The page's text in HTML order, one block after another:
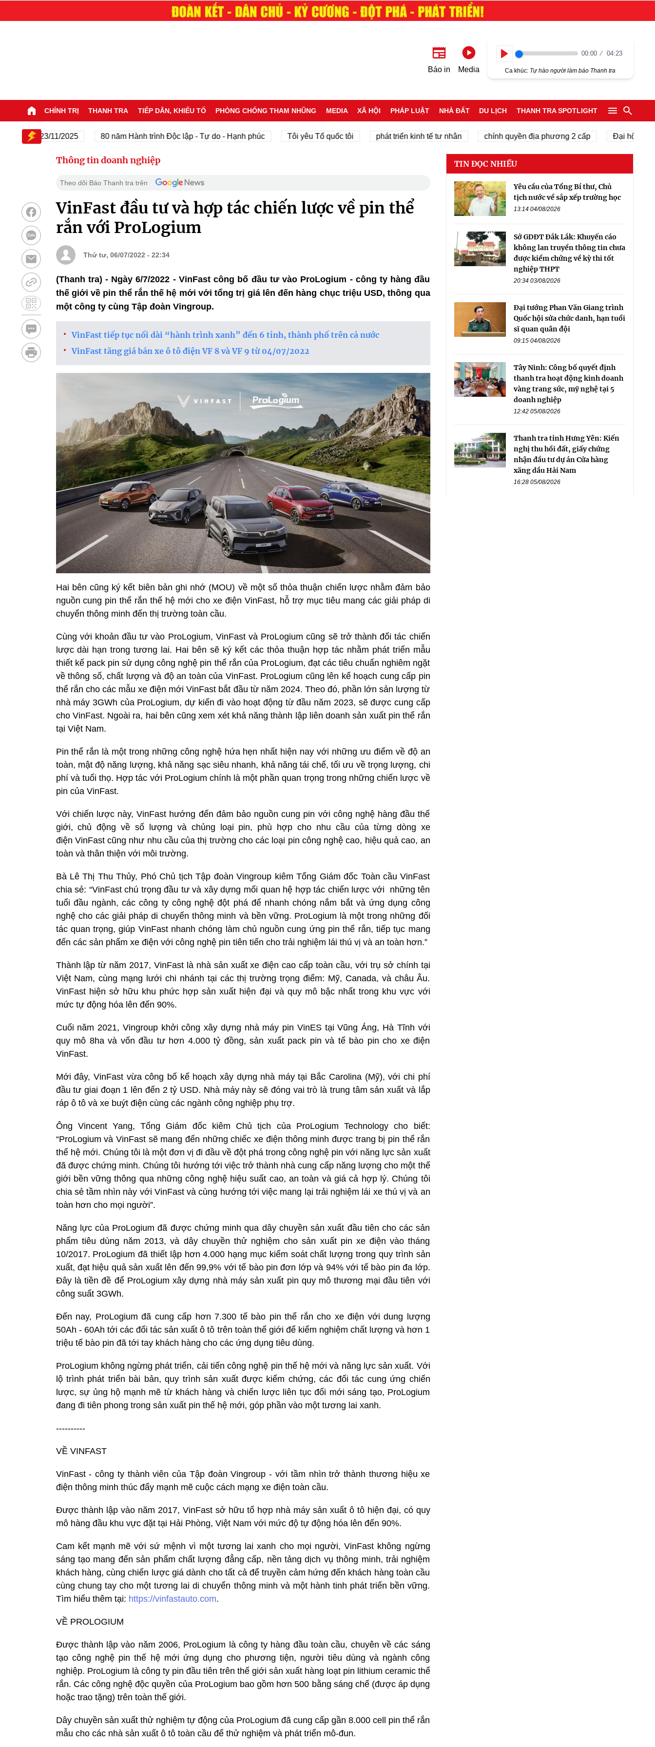
Báo in Media
00:00 04:23
Ca khúc: Tự hào người làm báo Thanh tra
CHÍNH TRỊ THANH TRA TIẾP DÂN, KHIẾU TỐ PHÒNG CHỐNG THAM NHŨNG MEDIA XÃ HỘI PHÁP LUẬT NHÀ ĐẤT DU LỊCH THANH TRA SPOTLIGHT
- 23/11/2025 80 năm Hành trình Độc lập - Tự do - Hạnh phúc Tôi yêu Tổ quốc tôi phát triển kinh tế tư nhân chính quyền địa phương 2 cấp Đại hội Đại
Thông tin doanh nghiệp
Theo dõi Báo Thanh tra trên
VinFast đầu tư và hợp tác chiến lược về pin thể
rắn với ProLogium
Thứ tư, 06/07/2022 - 22:34
(Thanh tra) - Ngày 6/7/2022 - VinFast công bố đầu tư vào ProLogium - công ty hàng đầu
thế giới về pin thể rắn thế hệ mới với tổng trị giá lên đến hàng chục triệu USD, thông qua
một công ty cùng Tập đoàn Vingroup.
VinFast tiếp tục nối dài “hành trình xanh” đến 6 tỉnh, thành phố trên cả nước
VinFast tăng giá bán xe ô tô điện VF 8 và VF 9 từ 04/07/2022
Hai bên cũng ký kết biên bản ghi nhớ (MOU) về một số thỏa thuận chiến lược nhằm đảm bảo
nguồn cung pin thể rắn thế hệ mới cho xe điện VinFast, hỗ trợ mục tiêu mang các giải pháp di
chuyển thông minh đến thị trường toàn cầu.
Cùng với khoản đầu tư vào ProLogium, VinFast và ProLogium cũng sẽ trở thành đối tác chiến
lược dài hạn trong tương lai. Hai bên sẽ ký kết các thỏa thuận hợp tác nhằm phát triển mẫu
thiết kế pack pin sử dụng công nghệ pin thể rắn của ProLogium, đạt các tiêu chuẩn nghiêm ngặt
về thông số, chất lượng và độ an toàn của VinFast. ProLogium cũng lên kế hoạch cung cấp pin
thể rắn cho các mẫu xe điện mới VinFast bắt đầu từ năm 2024. Theo đó, phần lớn sản lượng từ
nhà máy 3GWh của ProLogium, dự kiến đi vào hoạt động từ đầu năm 2023, sẽ được cung cấp
cho VinFast. Ngoài ra, hai bên cũng xem xét khả năng thành lập liên doanh sản xuất pin thể rắn
tại Việt Nam.
Pin thể rắn là một trong những công nghệ hứa hẹn nhất hiện nay với những ưu điểm về độ an
toàn, mật độ năng lượng, khả năng sạc siêu nhanh, khả năng tái chế, tối ưu về trọng lượng, chi
phí và tuổi thọ. Hợp tác với ProLogium chính là một phần quan trọng trong những chiến lược về
pin của VinFast.
Với chiến lược này, VinFast hướng đến đảm bảo nguồn cung pin với công nghệ hàng đầu thế
giới, chủ động về số lượng và chủng loại pin, phù hợp cho nhu cầu của từng dòng xe
điện VinFast cũng như nhu cầu của thị trường cho các loại pin công nghệ cao, hiệu quả cao, an
toàn và thân thiện với môi trường.
Bà Lê Thị Thu Thủy, Phó Chủ tịch Tập đoàn Vingroup kiêm Tổng Giám đốc Toàn cầu VinFast
chia sẻ: “VinFast chú trọng đầu tư và xây dựng mối quan hệ hợp tác chiến lược với những tên
tuổi đầu ngành, các công ty công nghệ đột phá để nhanh chóng nắm bắt và ứng dụng công
nghệ cho các giải pháp di chuyển thông minh và bền vững. ProLogium là một trong những đối
tác quan trọng, giúp VinFast nhanh chóng làm chủ nguồn cung ứng pin thể rắn, tiếp tục mang
đến các sản phẩm xe điện với công nghệ pin tiên tiến cho trải nghiệm lái thú vị và an toàn hơn.”
Thành lập từ năm 2017, VinFast là nhà sản xuất xe điện cao cấp toàn cầu, với trụ sở chính tại
Việt Nam, cùng mạng lưới chi nhánh tại các thị trường trọng điểm: Mỹ, Canada, và châu Âu.
VinFast hiện sở hữu khu phức hợp sản xuất hiện đại và quy mô bậc nhất trong khu vực với
mức tự động hóa lên đến 90%.
Cuối năm 2021, Vingroup khởi công xây dựng nhà máy pin VinES tại Vũng Áng, Hà Tĩnh với
quy mô 8ha và vốn đầu tư hơn 4.000 tỷ đồng, sản xuất pack pin và tế bào pin cho xe điện
VinFast.
Mới đây, VinFast vừa công bố kế hoạch xây dựng nhà máy tại Bắc Carolina (Mỹ), với chi phí
đầu tư giai đoạn 1 lên đến 2 tỷ USD. Nhà máy này sẽ đóng vai trò là trung tâm sản xuất và lắp
ráp ô tô và xe buýt điện cùng các ngành công nghiệp phụ trợ.
Ông Vincent Yang, Tổng Giám đốc kiêm Chủ tịch của ProLogium Technology cho biết:
“ProLogium và VinFast sẽ mang đến những chiếc xe điện thông minh được trang bị pin thể rắn
thế hệ mới. Chúng tôi là một đơn vị đi đầu về đột phá trong công nghệ pin với năng lực sản xuất
đã được chứng minh. Chúng tôi hướng tới việc trở thành nhà cung cấp năng lượng cho một thế
giới bền vững thông qua những công nghệ hiệu suất cao, an toàn và giá cả hợp lý. Chúng tôi
chia sẻ tầm nhìn này với VinFast và cùng hướng tới việc mang lại trải nghiệm lái xe thú vị và an
toàn hơn cho mọi người”.
Năng lực của ProLogium đã được chứng minh qua dây chuyền sản xuất đầu tiên cho các sản
phẩm tiêu dùng năm 2013, và dây chuyền thử nghiệm cho sản xuất pin xe điện vào tháng
10/2017. ProLogium đã thiết lập hơn 4.000 hạng mục kiểm soát chất lượng trong quy trình sản
xuất, đạt hiệu quả sản xuất lên đến 99,9% với tế bào pin đơn lớp và 94% với tế bào pin đa lớp.
Đây là tiền đề để ProLogium xây dựng nhà máy sản xuất pin quy mô thương mại đầu tiên với
công suất 3GWh.
Đến nay, ProLogium đã cung cấp hơn 7.300 tế bào pin thể rắn cho xe điện với dung lượng
50Ah - 60Ah tới các đối tác sản xuất ô tô trên toàn thế giới để kiểm nghiệm chất lượng và hơn 1
triệu tế bào pin đã tới tay khách hàng cho các ứng dụng tiêu dùng.
ProLogium không ngừng phát triển, cải tiến công nghệ pin thế hệ mới và năng lực sản xuất. Với
lộ trình phát triển bài bản, quy trình sản xuất được kiểm chứng, các đối tác cung ứng chiến
lược, sự ủng hộ mạnh mẽ từ khách hàng và chiến lược liên tục đổi mới sáng tạo, ProLogium
đang đi tiên phong trong sản xuất pin thế hệ mới, góp phần vào một tương lai xanh.
----------
VỀ VINFAST
VinFast - công ty thành viên của Tập đoàn Vingroup - với tầm nhìn trở thành thương hiệu xe
điện thông minh thúc đẩy mạnh mẽ cuộc cách mạng xe điện toàn cầu.
Được thành lập vào năm 2017, VinFast sở hữu tổ hợp nhà máy sản xuất ô tô hiện đại, có quy
mô hàng đầu khu vực đặt tại Hải Phòng, Việt Nam với mức độ tự động hóa lên đến 90%.
Cam kết mạnh mẽ với sứ mệnh vì một tương lai xanh cho mọi người, VinFast không ngừng
sáng tạo mang đến sản phẩm chất lượng đẳng cấp, nền tảng dịch vụ thông minh, trải nghiệm
khách hàng, cùng chiến lược giá dành cho tất cả để truyền cảm hứng đến khách hàng toàn cầu
cùng chung tay cho một tương lai di chuyển thông minh và một hành tinh phát triển bền vững.
Tìm hiểu thêm tại: https://vinfastauto.com.
VỀ PROLOGIUM
Được thành lập vào năm 2006, ProLogium là công ty hàng đầu toàn cầu, chuyên về các sáng
tạo công nghệ pin thế hệ mới ứng dụng cho phương tiện, người tiêu dùng và ngành công
nghiệp. ProLogium là công ty pin đầu tiên trên thế giới sản xuất hàng loạt pin lithium ceramic thể
rắn. Các công nghệ độc quyền của ProLogium bao gồm hơn 500 bằng sáng chế (được áp dụng
hoặc trao tặng) trên toàn thế giới.
Dây chuyền sản xuất thử nghiệm tự động của ProLogium đã cung cấp gần 8.000 cell pin thể rắn
mẫu cho các nhà sản xuất ô tô toàn cầu để thử nghiệm và phát triển mô-đun.
TIN ĐỌC NHIỀU
Yêu cầu của Tổng Bí thư, Chủ
tịch nước về sắp xếp trường học
13:14 04/08/2026
Sở GDĐT Đắk Lắk: Khuyến cáo
không lan truyền thông tin chưa
được kiểm chứng về kỳ thi tốt
nghiệp THPT
20:34 03/08/2026
Đại tướng Phan Văn Giang trình
Quốc hội sửa chức danh, hạn tuổi
sĩ quan quân đội
09:15 04/08/2026
Tây Ninh: Công bố quyết định
thanh tra hoạt động kinh doanh
vàng trang sức, mỹ nghệ tại 5
doanh nghiệp
12:42 05/08/2026
Thanh tra tỉnh Hưng Yên: Kiến
nghị thu hồi đất, giấy chứng
nhận đầu tư dự án Cửa hàng
xăng dầu Hải Nam
16:28 05/08/2026